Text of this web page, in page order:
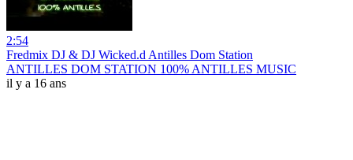
2:54
Fredmix DJ & DJ Wicked.d Antilles Dom Station
ANTILLES DOM STATION 100% ANTILLES MUSIC
il y a 16 ans